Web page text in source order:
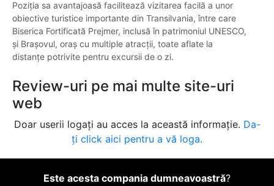
Poziția sa avantajoasă facilitează vizitarea facilă a unor
obiective turistice importante din Transilvania, între care
Biserica Fortificată Prejmer, inclusă în patrimoniul UNESCO,
și Brașovul, oraș cu multiple atracții, toate aflate la
distanțe potrivite pentru excursii de o zi.
Review-uri pe mai multe site-uri
web
Doar userii logați au acces la această informație. Da-
ți click aici pentru a vă loga.
Este acesta compania dumneavoastră?